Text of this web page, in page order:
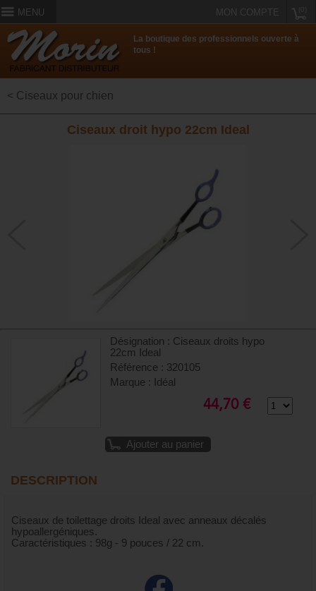
MENU MON COMPTE
La boutique des professionnels ouverte à
tous !
< Ciseaux pour chien
Ciseaux droit hypo 22cm Ideal
Désignation : Ciseaux droits hypo
22cm Ideal
Référence : 320105
Marque : Idéal
44,70 €
Ajouter au panier
DESCRIPTION
Ciseaux de toilettage droits Ideal avec anneaux décalés
hypoallergéniques.
Caractéristiques : 98g - 9 pouces / 22 cm.